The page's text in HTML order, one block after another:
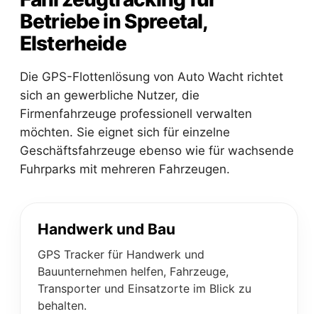
Betriebe in Spreetal,
Elsterheide
Die GPS-Flottenlösung von Auto Wacht richtet
sich an gewerbliche Nutzer, die
Firmenfahrzeuge professionell verwalten
möchten. Sie eignet sich für einzelne
Geschäftsfahrzeuge ebenso wie für wachsende
Fuhrparks mit mehreren Fahrzeugen.
Handwerk und Bau
GPS Tracker für Handwerk und
Bauunternehmen helfen, Fahrzeuge,
Transporter und Einsatzorte im Blick zu
behalten.